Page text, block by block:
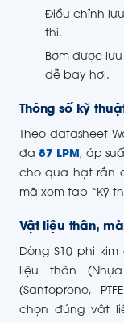
Điều chỉnh
thì.
Bơm được
dễ bay hơi.
Thông số kỹ
Theo datasheet
đa 87 LPM, áp
cho qua hạt rắn
mã xem tab “Kỹ
Vật liệu thân,
Dòng S10 phi kim
liệu thân
(Santoprene,
chọn đúng vật